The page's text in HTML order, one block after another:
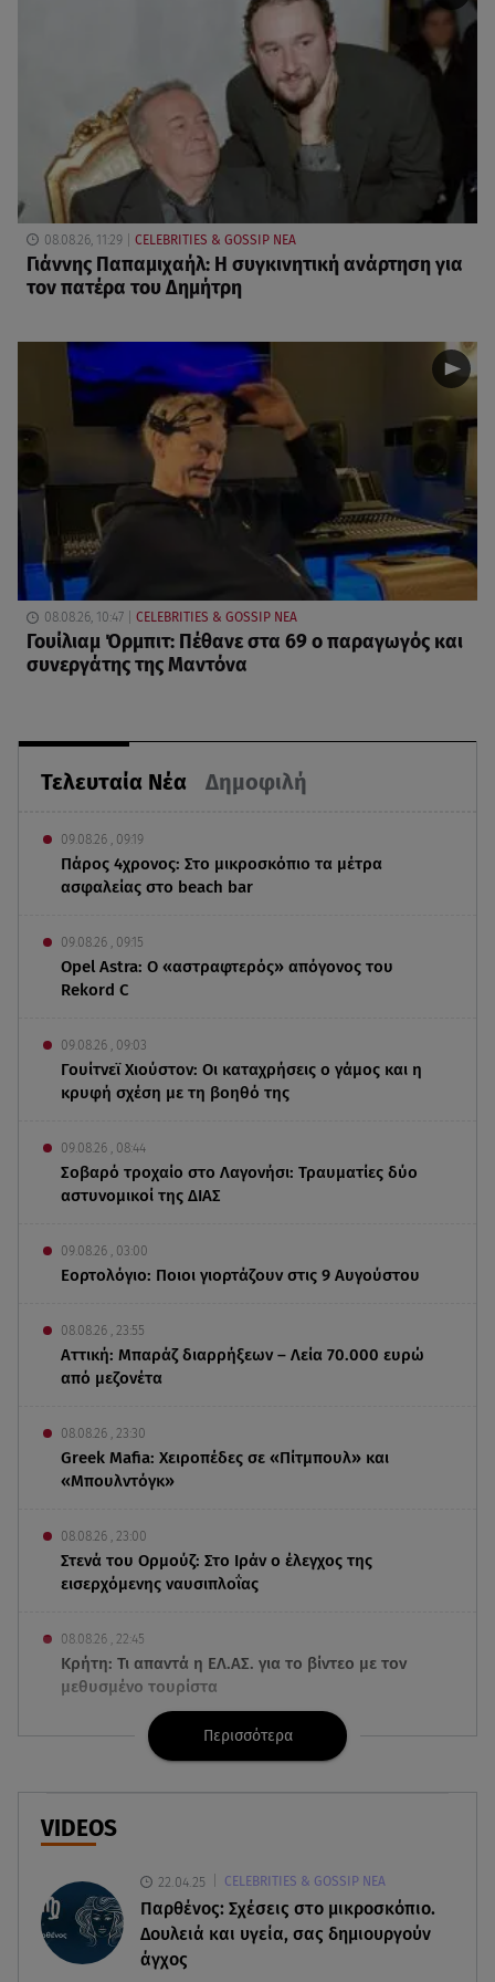
Τελευταία Νέα Δημοφιλή
09.08.26 , 09:19
Πάρος 4χρονος: Στο μικροσκόπιο τα μέτρα
ασφαλείας στο beach bar
09.08.26 , 09:15
Opel Astra: Ο «αστραφτερός» απόγονος του
Rekord C
09.08.26 , 09:03
Γουίτνεϊ Χιούστον: Οι καταχρήσεις ο γάμος και η
κρυφή σχέση με τη βοηθό της
09.08.26 , 08:44
Σοβαρό τροχαίο στο Λαγονήσι: Τραυματίες δύο
αστυνομικοί της ΔΙΑΣ
09.08.26 , 03:00
Εορτολόγιο: Ποιοι γιορτάζουν στις 9 Αυγούστου
08.08.26 , 23:55
Αττική: Μπαράζ διαρρήξεων – Λεία 70.000 ευρώ
από μεζονέτα
08.08.26 , 23:30
Greek Mafia: Χειροπέδες σε «Πίτμπουλ» και
«Μπουλντόγκ»
08.08.26 , 23:00
Στενά του Ορμούζ: Στο Ιράν ο έλεγχος της
εισερχόμενης ναυσιπλοΐας
08.08.26 , 22:45
Κρήτη: Τι απαντά η ΕΛ.ΑΣ. για το βίντεο με τον
μεθυσμένο τουρίστα
Αλεξανδρούπολη: Ανασύρθηκε χωρίς τις
αισθήσεις του ηλικιωμένος από πηγάδι
08.08.26 , 22:15
Θεσσαλονίκη: Τρύπησαν με τρυπάνι και
δηλητηρίασαν δύο δέντρα
08.08.26 , 21:50
Πάρος: Γονείς και ιδιοκτήτης κατηγορούνται για
Περισσότερα
VIDEOS
22.04.25 CELEBRITIES & GOSSIP ΝΕΑ
Παρθένος: Σχέσεις στο μικροσκόπιο.
Δουλειά και υγεία, σας δημιουργούν
άγχος
08.08.26, 11:29 CELEBRITIES & GOSSIP ΝΕΑ
Γιάννης Παπαμιχαήλ: Η συγκινητική ανάρτηση για
τον πατέρα του Δημήτρη
08.08.26, 10:47 CELEBRITIES & GOSSIP ΝΕΑ
Γουίλιαμ Όρμπιτ: Πέθανε στα 69 ο παραγωγός και
συνεργάτης της Μαντόνα